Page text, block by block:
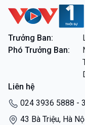
VOV1 đặc biệt
Thanh âm ký sự
Chân dung cuộc sống
Các chương trình
Trưởng Ban:
Phó Trưởng Ban:
Liên hệ
024 3936 5888 -
43 Bà Triệu, Hà